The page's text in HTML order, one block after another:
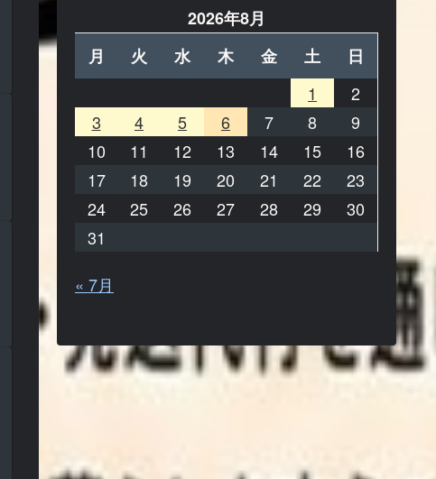
2026年8月
月
火 水 木 金 土
日
1
2
3
4 5 6 7 8
9
10
11 12 13 14 15
16
17
18 19 20 21 22
23
24
25 26 27 28 29
30
31
« 7月